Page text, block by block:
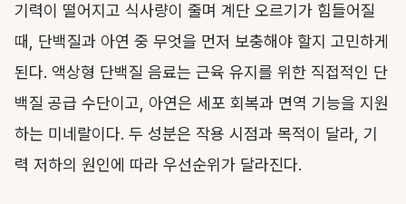
기력이 떨어지고 식사량이 줄며 계단 오르기가 힘들어질
때, 단백질과 아연 중 무엇을 먼저 보충해야 할지 고민하게
된다. 액상형 단백질 음료는 근육 유지를 위한 직접적인 단
백질 공급 수단이고, 아연은 세포 회복과 면역 기능을 지원
하는 미네랄이다. 두 성분은 작용 시점과 목적이 달라, 기
력 저하의 원인에 따라 우선순위가 달라진다.